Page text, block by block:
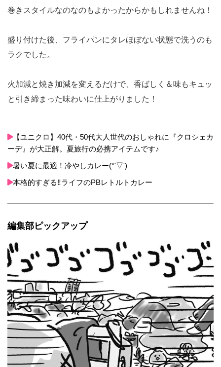
巻きスタイルなのなのもよかったからかもしれませんね！
盛り付けた後、フライパンにタレほぼない状態で洗うのも
ラクでした。
火加減と焼き加減を変えるだけで、香ばしく＆味もキュッ
と引き締まった味わいに仕上がりました！
【ユニクロ】40代・50代大人世代のおしゃれに『クロシェカ
ーデ』が大正解。夏旅行の必携アイテムです♪
暑い夏に最適！冷やしカレー(*'▽')
本格的すぎる‼ライフのPBレトルトカレー
編集部ピックアップ